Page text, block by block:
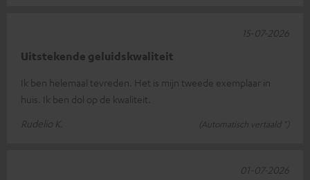
Uitstekende geluidskwaliteit
Ik ben helemaal tevreden. Het is mijn tweede exemplaar in
huis. Ik ben dol op de kwaliteit.
Rudelio K.
(Automatisch vertaald *)
15-07-2026
01-07-2026